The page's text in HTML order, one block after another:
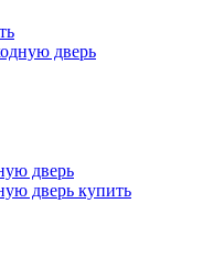
дверь
дверь
дверь купить